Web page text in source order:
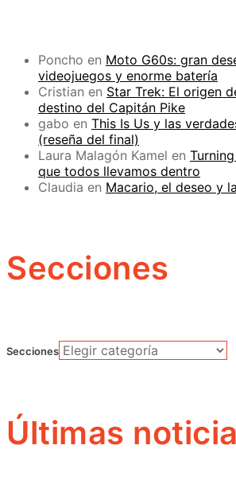
Poncho en Moto G60s: gran
videojuegos y enorme batería
Cristian en Star Trek: El origen
destino del Capitán Pike
gabo en This Is Us y las
(reseña del final)
Laura Malagón Kamel en
que todos llevamos dentro
Claudia en Macario, el deseo y
Secciones
Secciones
Últimas